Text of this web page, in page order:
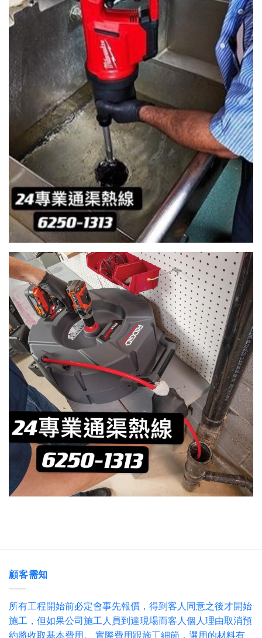
顧客需知
所有工程開始前必定會事先報價，得到客人同意之後才開始
施工，但如果公司施工人員到達現場而客人個人理由取消預
約將收取基本費用。 實際費用跟施工細節，選用的材料有